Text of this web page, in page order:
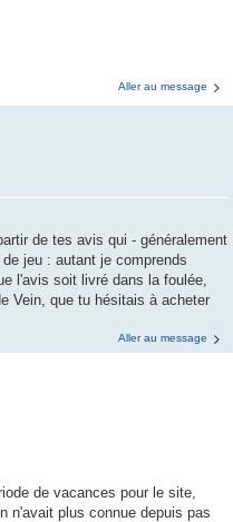
Aller au message
de tes avis qui - généralement
jeu : autant je comprends
l'avis soit livré dans la foulée,
Vein, que tu hésitais à acheter
Aller au message
de vacances pour le site,
n'avait plus connue depuis pas